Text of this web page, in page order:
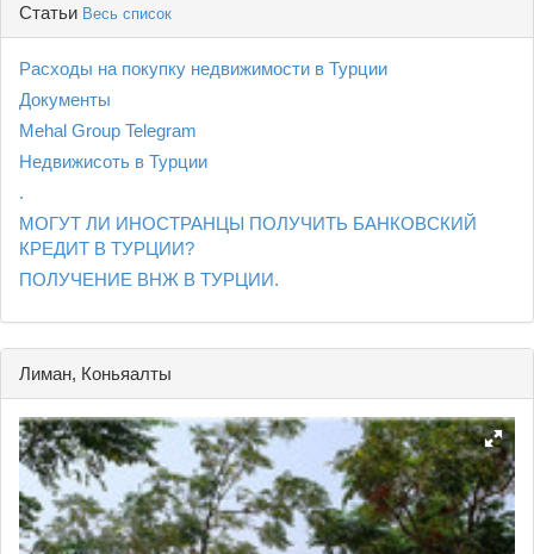
Статьи Весь список
Расходы на покупку недвижимости в Турции
Документы
Mehal Group Telegram
Недвижисоть в Турции
.
МОГУТ ЛИ ИНОСТРАНЦЫ ПОЛУЧИТЬ БАНКОВСКИЙ
КРЕДИТ В ТУРЦИИ?
ПОЛУЧЕНИЕ ВНЖ В ТУРЦИИ.
Лиман, Коньяалты